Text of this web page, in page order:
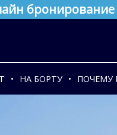
бронирование
НА БОРТУ ПОЧЕМУ